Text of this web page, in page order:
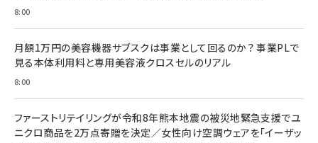
8:00
月額1万円の美容機器サブスクは事業として回るのか？ 事業PLで
見る本体利用料と専用美容液クロスセルのリアル
8:00
ファーストリテイリングが令和8年熊本地震の被災地緊急支援でユ
ニクロ商品を2万点寄贈を決定／女性向け空調ウェアを「イーザッ